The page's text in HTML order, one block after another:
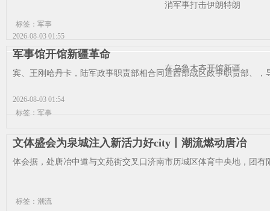
消军事打击伊朗特朗
2026-08-03 01:55
在乌鲁木齐开馆新疆
2026-08-03 01:54
标签：军事
军事馆开馆新疆革命
宾、王刚哈丹卡，陆军政事职责部相合同道西部战区政事职责部、
标签：军事
文体盛会为泉城注入新活力好city丨潮流燃动唐冶
体会据，处唐冶中道与文苑街交叉口济南市历城区体育中央地，团
标签：潮流